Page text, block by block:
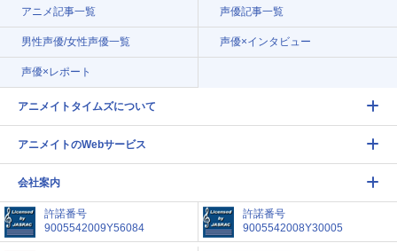
アニメ記事一覧 声優記事一覧
男性声優/女性声優一覧 声優×インタビュー
声優×レポート
アニメイトタイムズについて
アニメイトのWebサービス
会社案内
許諾番号
9005542009Y56084
許諾番号
9005542008Y30005